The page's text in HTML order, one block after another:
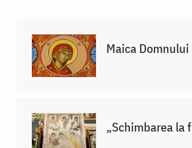
Maica
„Schimbarea la